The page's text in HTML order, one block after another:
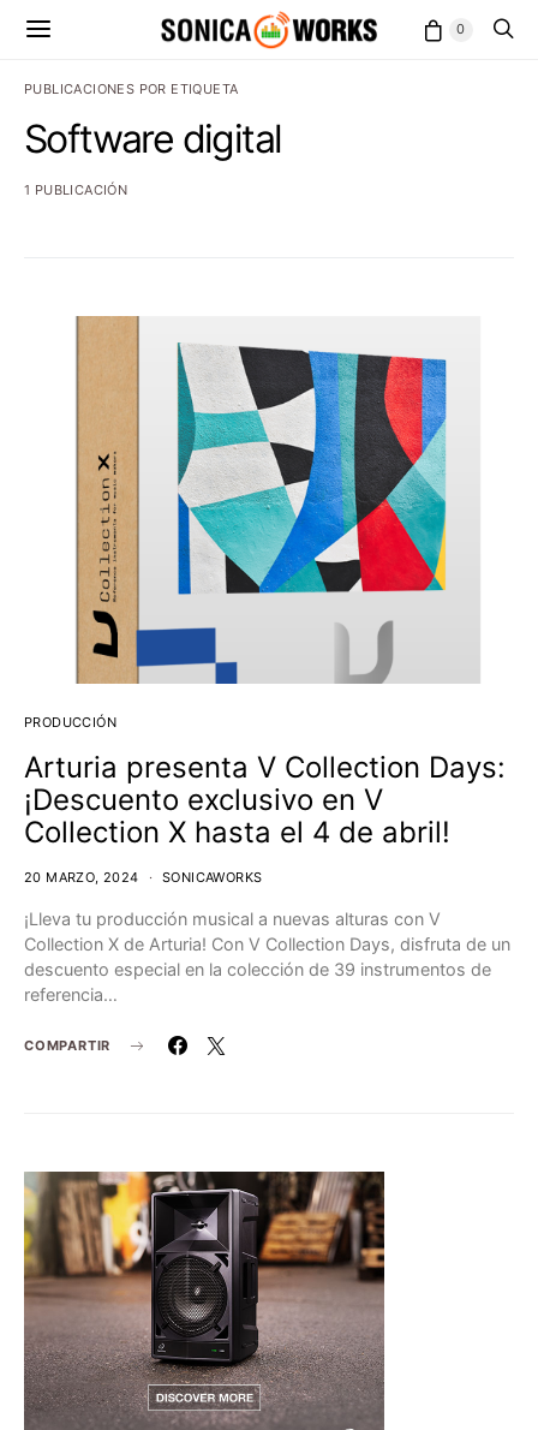
0
PUBLICACIONES POR ETIQUETA
Software digital
1 PUBLICACIÓN
PRODUCCIÓN
Arturia presenta V Collection Days:
¡Descuento exclusivo en V
Collection X hasta el 4 de abril!
20 MARZO, 2024 SONICAWORKS
¡Lleva tu producción musical a nuevas alturas con V
Collection X de Arturia! Con V Collection Days, disfruta de un
descuento especial en la colección de 39 instrumentos de
referencia…
COMPARTIR